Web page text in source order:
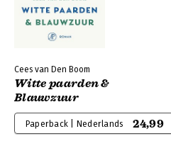
Cees van Den Boom
Witte paarden &
Blauwzuur
Paperback | Nederlands 24,99